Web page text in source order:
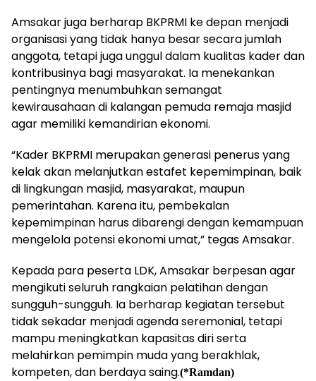
Amsakar juga berharap BKPRMI ke depan menjadi
organisasi yang tidak hanya besar secara jumlah
anggota, tetapi juga unggul dalam kualitas kader dan
kontribusinya bagi masyarakat. Ia menekankan
pentingnya menumbuhkan semangat
kewirausahaan di kalangan pemuda remaja masjid
agar memiliki kemandirian ekonomi.
“Kader BKPRMI merupakan generasi penerus yang
kelak akan melanjutkan estafet kepemimpinan, baik
di lingkungan masjid, masyarakat, maupun
pemerintahan. Karena itu, pembekalan
kepemimpinan harus dibarengi dengan kemampuan
mengelola potensi ekonomi umat,” tegas Amsakar.
Kepada para peserta LDK, Amsakar berpesan agar
mengikuti seluruh rangkaian pelatihan dengan
sungguh-sungguh. Ia berharap kegiatan tersebut
tidak sekadar menjadi agenda seremonial, tetapi
mampu meningkatkan kapasitas diri serta
melahirkan pemimpin muda yang berakhlak,
kompeten, dan berdaya saing.(*Ramdan)